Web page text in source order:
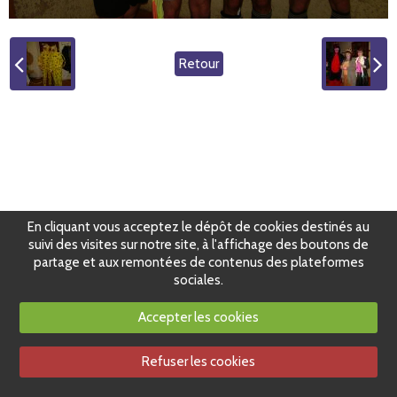
Retour
En cliquant vous acceptez le dépôt de cookies destinés au
suivi des visites sur notre site, à l'affichage des boutons de
partage et aux remontées de contenus des plateformes
sociales.
Accepter les cookies
Refuser les cookies